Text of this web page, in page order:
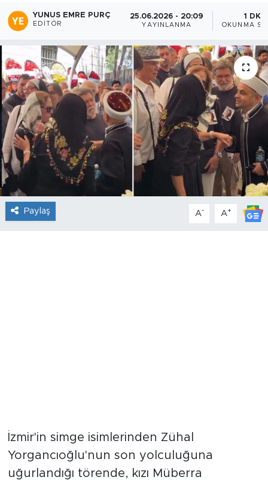
YUNUS EMRE PURÇ
EDITÖR
25.06.2026 - 20:09
YAYINLANMA
1 DK
OKUNMA
Paylaş A- A+
İzmir'in simge isimlerinden Zühal
Yorgancıoğlu'nun son yolculuğuna
uğurlandığı törende, kızı Müberra
Haber Arşivi